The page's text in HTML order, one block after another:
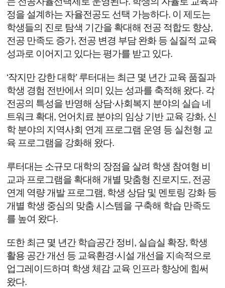
정을 설계하는 자율전공도 선택 가능하다. 이 제도는
학생들의 진로 탐색 기간을 확대해 전공 적합도 향상,
전공 만족도 증가, 전공 변경 부담 완화 등 실질적 교육
성과로 이어지고 있다는 평가를 받고 있다.
‘작지만 강한 대학’ 루터대는 최근 몇 년간 교육 품질과
학생 경험 전반에서 의미 있는 성과를 축적해 왔다. 각
전공의 특성을 반영해 상담·사회복지 분야의 실습 네
트워크 확대, 언어치료 분야의 임상 기반 교육 강화, 신
학 분야의 지역사회 연계 프로그램 운영 등 실천형 교
육 프로그램을 강화해 왔다.
루터대는 소규모 대학의 장점을 살려 학생 참여형 비
교과 프로그램을 확대해 개별 맞춤형 진로지도, 전공
연계 역량 개발 프로그램, 학생 상담 및 멘토링 강화 등
개별 학생 중심의 맞춤 시스템을 구축해 학습 만족도
를 높여 왔다.
또한 최근 몇 년간 학습공간 정비, 실습실 확장, 학생
활용 공간 개선 등 교육환경·시설 개선을 지속적으로
업그레이드하며 학생 체감 교육 인프라 향상에 힘써
왔다.